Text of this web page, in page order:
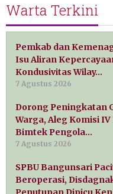
Warta Terkini
Pemkab dan
Isu Aliran
Kondusivitas Wilay…
7 Agustus 2026
Dorong Peningkatan
Warga, Aleg Komisi
Bimtek Pengola…
7 Agustus 2026
SPBU Bangunsari
Beroperasi,